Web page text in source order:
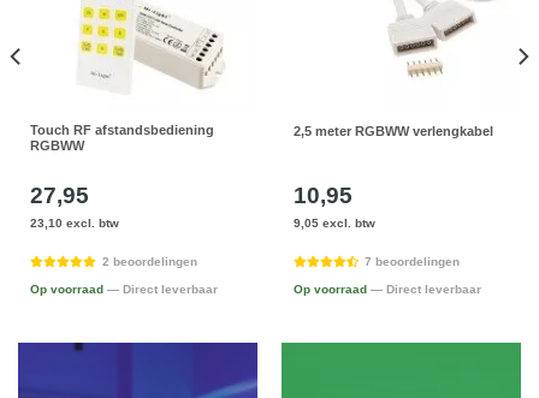
Touch RF afstandsbediening
RGBWW
27,95
23,10 excl. btw
2 beoordelingen
Op voorraad — Direct leverbaar
2,5 meter RGBWW verlengkabel
10,95
9,05 excl. btw
7 beoordelingen
Op voorraad — Direct leverbaar